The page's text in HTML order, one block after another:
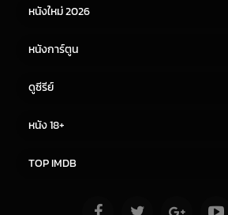
หนังใหม่ 2026
หนังการ์ตูน
ดูซีรีย์
หนัง 18+
TOP IMDB